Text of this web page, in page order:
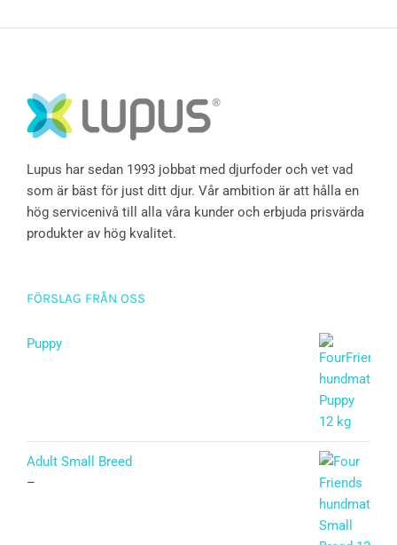
Lupus har sedan 1993 jobbat med djurfoder och vet vad
som är bäst för just ditt djur. Vår ambition är att hålla en
hög servicenivå till alla våra kunder och erbjuda prisvärda
produkter av hög kvalitet.
FÖRSLAG FRÅN OSS
Puppy
Adult Small Breed
–